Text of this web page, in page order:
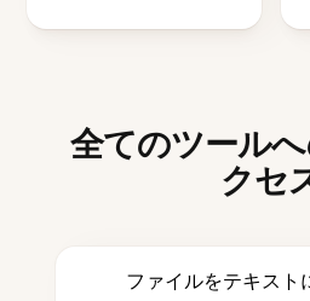
全てのツール
クセ
ファイルをテキスト